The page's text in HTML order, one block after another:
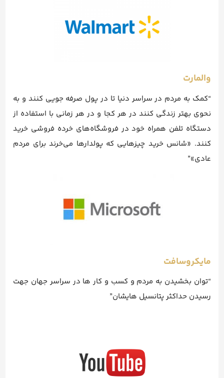
والمارت
“کمک به مردم در سراسر دنیا تا در پول صرفه جویی کنند و به
نحوی بهتر زندگی کنند در هر کجا و در هر زمانی با استفاده از
دستگاه تلفن همراه خود در فروشگاه‌های خرده فروشی خرید
کنند. «شانس خرید چیزهایی که پولدارها می‌خرند برای مردم
عادی»”
مایکروسافت
“توان بخشیدن به مردم و کسب و کار ها در سراسر جهان جهت
رسیدن حداکثر پتانسیل هایشان”